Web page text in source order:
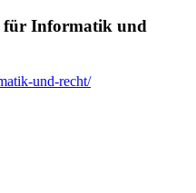
für Informatik und
und-recht/